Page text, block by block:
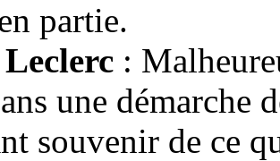
partie.
:
une démarche
souvenir de ce